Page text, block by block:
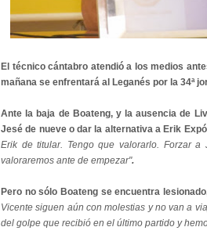
El técnico cántabro atendió a los medios
mañana se enfrentará al Leganés por la 34ª
Ante la baja de Boateng, y la ausencia de
Jesé de nueve o dar la alternativa a Erik
Erik de titular. Tengo que valorarlo. Forzar
valoraremos ante de empezar".
Pero no sólo Boateng se encuentra
Vicente siguen aún con molestias y no van a
del golpe que recibió en el último partido y